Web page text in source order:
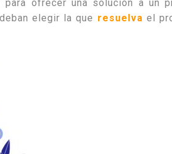
ofrecer una solución a un
elegir la que resuelva el